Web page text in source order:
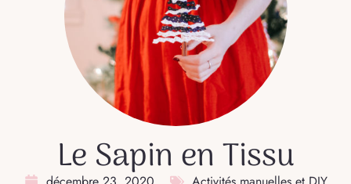
Le Sapin en Tissu